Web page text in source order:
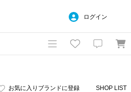
ログイン
お気に入りブランドに登録 SHOP LIST